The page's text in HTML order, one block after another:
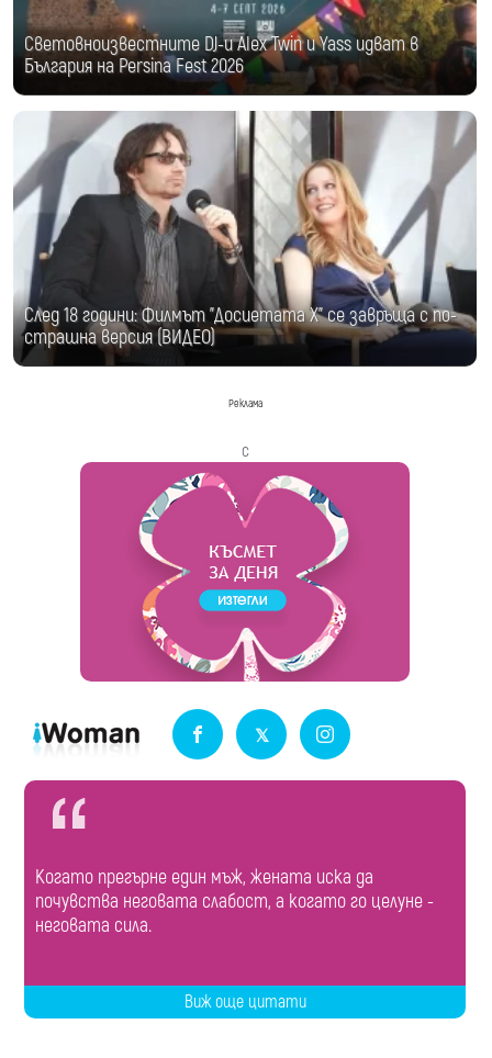
Световноизвестните DJ-и Alex Twin и Yass идват в
България на Persina Fest 2026
След 18 години: Филмът "Досиетата Х" се завръща с по-
страшна версия (ВИДЕО)
Реклама
с
Когато прегърне един мъж, жената иска да
почувства неговата слабост, а когато го целуне -
неговата сила.
Виж още цитати